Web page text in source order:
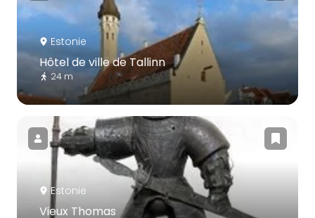
Estonie
Hôtel de ville de Tallinn
24 m
Estonie
Vieux Thomas